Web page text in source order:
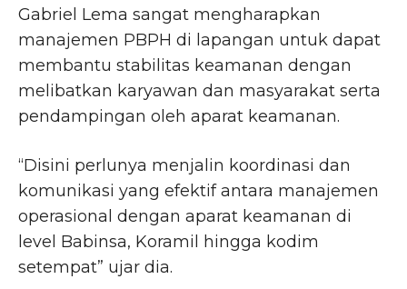
Gabriel Lema sangat mengharapkan
manajemen PBPH di lapangan untuk dapat
membantu stabilitas keamanan dengan
melibatkan karyawan dan masyarakat serta
pendampingan oleh aparat keamanan.
“Disini perlunya menjalin koordinasi dan
komunikasi yang efektif antara manajemen
operasional dengan aparat keamanan di
level Babinsa, Koramil hingga kodim
setempat” ujar dia.